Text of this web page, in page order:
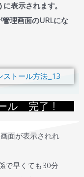
表示されます。
管理画面のURLにな
ル 完了！
面が表示されれ
で早くても30分